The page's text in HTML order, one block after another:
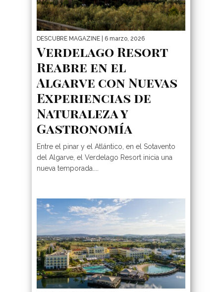
DESCUBRE MAGAZINE | 6 marzo, 2026
Verdelago Resort
Reabre en el
Algarve con Nuevas
Experiencias de
Naturaleza y
Gastronomía
Entre el pinar y el Atlántico, en el Sotavento
del Algarve, el Verdelago Resort inicia una
nueva temporada....